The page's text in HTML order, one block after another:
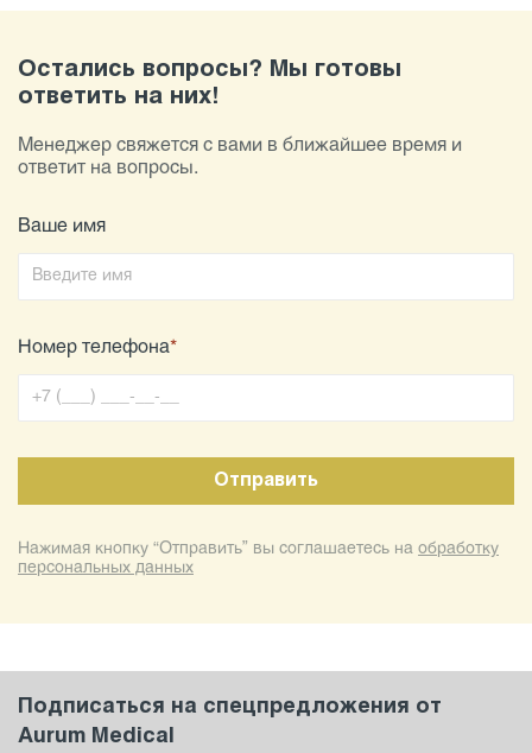
Остались вопросы? Мы готовы
ответить на них!
Менеджер свяжется с вами в ближайшее время и
ответит на вопросы.
Ваше имя
Номер телефона*
Нажимая кнопку “Отправить” вы соглашаетесь на обработку
персональных данных
Подписаться на спецпредложения от
Aurum Medical